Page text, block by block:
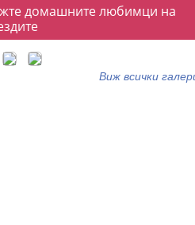
галерии
домашните любимци на
Виж всички